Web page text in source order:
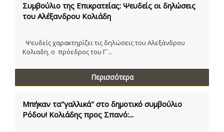
Συμβούλιο της Επικρατείας: Ψευδείς οι δηλώσεις
του Αλέξανδρου Κολιάδη
Ψευδείς χαρακτηρίζει τις δηλώσεις του Αλεξάνδρου
Κολιαδη, ο πρόεδρος του Γ´...
Περισσότερα
Μπήκαν τα"γαλλικά" στο δημοτικό συμβούλιο
Ρόδου! Κολιάδης προς Σπανό:...